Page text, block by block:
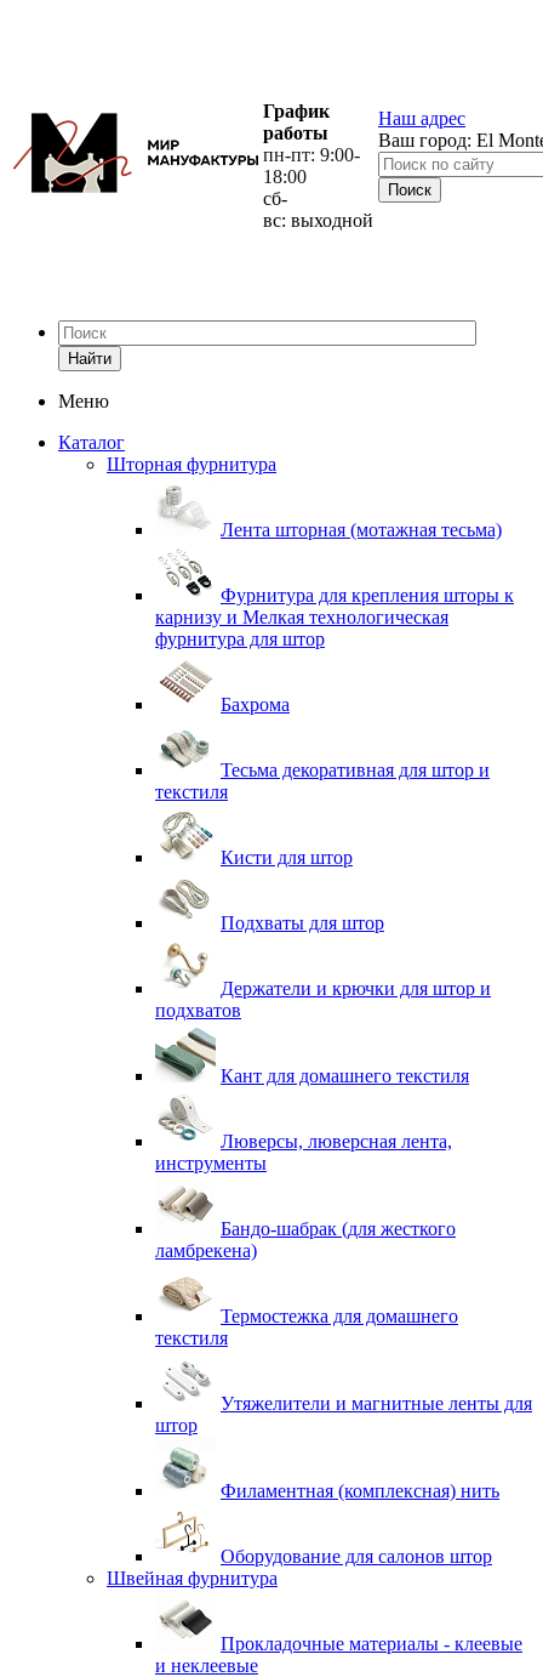
График
работы
пн-пт: 9:00-
18:00
сб-
вс: выходной
Наш адрес
Ваш город: El
Найти
Меню
Каталог
Шторная фурнитура
Лента шторная (мотажная тесьма)
Фурнитура для крепления шторы к
карнизу и Мелкая технологическая
фурнитура для штор
Бахрома
Тесьма декоративная для штор и
текстиля
Кисти для штор
Подхваты для штор
Держатели и крючки для штор и
подхватов
Кант для домашнего текстиля
Люверсы, люверсная лента,
инструменты
Бандо-шабрак (для жесткого
ламбрекена)
Термостежка для домашнего
текстиля
Утяжелители и магнитные ленты для
штор
Филаментная (комплексная) нить
Оборудование для салонов штор
Швейная фурнитура
Прокладочные материалы - клеевые
и неклеевые